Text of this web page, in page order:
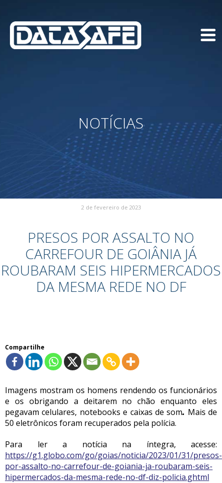
NOTÍCIAS
2 de fevereiro de 2023
PRESOS POR ASSALTO NO
CARREFOUR DE GOIÂNIA JÁ
ROUBARAM SEIS HIPERMERCADOS
DA MESMA REDE NO DF
Compartilhe
Imagens mostram os homens rendendo os funcionários
e os obrigando a deitarem no chão enquanto eles
pegavam celulares, notebooks e caixas de som. Mais de
50 eletrônicos foram recuperados pela polícia.
Para ler a notícia na íntegra, acesse:
https://g1.globo.com/go/goias/noticia/2023/01/31/presos-
por-assalto-no-carrefour-de-goiania-ja-roubaram-seis-
hipermercados-da-mesma-rede-no-df-diz-policia.ghtml